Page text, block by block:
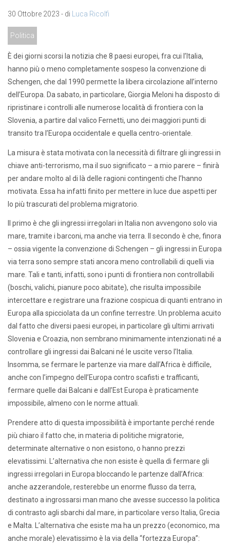
30 Ottobre 2023 - di Luca Ricolfi
Politica
È dei giorni scorsi la notizia che 8 paesi europei, fra cui l’Italia,
hanno più o meno completamente sospeso la convenzione di
Schengen, che dal 1990 permette la libera circolazione all’interno
dell’Europa. Da sabato, in particolare, Giorgia Meloni ha disposto di
ripristinare i controlli alle numerose località di frontiera con la
Slovenia, a partire dal valico Fernetti, uno dei maggiori punti di
transito tra l’Europa occidentale e quella centro-orientale.
La misura è stata motivata con la necessità di filtrare gli ingressi in
chiave anti-terrorismo, ma il suo significato – a mio parere – finirà
per andare molto al di là delle ragioni contingenti che l’hanno
motivata. Essa ha infatti finito per mettere in luce due aspetti per
lo più trascurati del problema migratorio.
Il primo è che gli ingressi irregolari in Italia non avvengono solo via
mare, tramite i barconi, ma anche via terra. Il secondo è che, finora
– ossia vigente la convenzione di Schengen – gli ingressi in Europa
via terra sono sempre stati ancora meno controllabili di quelli via
mare. Tali e tanti, infatti, sono i punti di frontiera non controllabili
(boschi, valichi, pianure poco abitate), che risulta impossibile
intercettare e registrare una frazione cospicua di quanti entrano in
Europa alla spicciolata da un confine terrestre. Un problema acuito
dal fatto che diversi paesi europei, in particolare gli ultimi arrivati
Slovenia e Croazia, non sembrano minimamente intenzionati né a
controllare gli ingressi dai Balcani né le uscite verso l’Italia.
Insomma, se fermare le partenze via mare dall’Africa è difficile,
anche con l’impegno dell’Europa contro scafisti e trafficanti,
fermare quelle dai Balcani e dall’Est Europa è praticamente
impossibile, almeno con le norme attuali.
Prendere atto di questa impossibilità è importante perché rende
più chiaro il fatto che, in materia di politiche migratorie,
determinate alternative o non esistono, o hanno prezzi
elevatissimi. L’alternativa che non esiste è quella di fermare gli
ingressi irregolari in Europa bloccando le partenze dall’Africa:
anche azzerandole, resterebbe un enorme flusso da terra,
destinato a ingrossarsi man mano che avesse successo la politica
di contrasto agli sbarchi dal mare, in particolare verso Italia, Grecia
e Malta. L’alternativa che esiste ma ha un prezzo (economico, ma
anche morale) elevatissimo è la via della “fortezza Europa”: